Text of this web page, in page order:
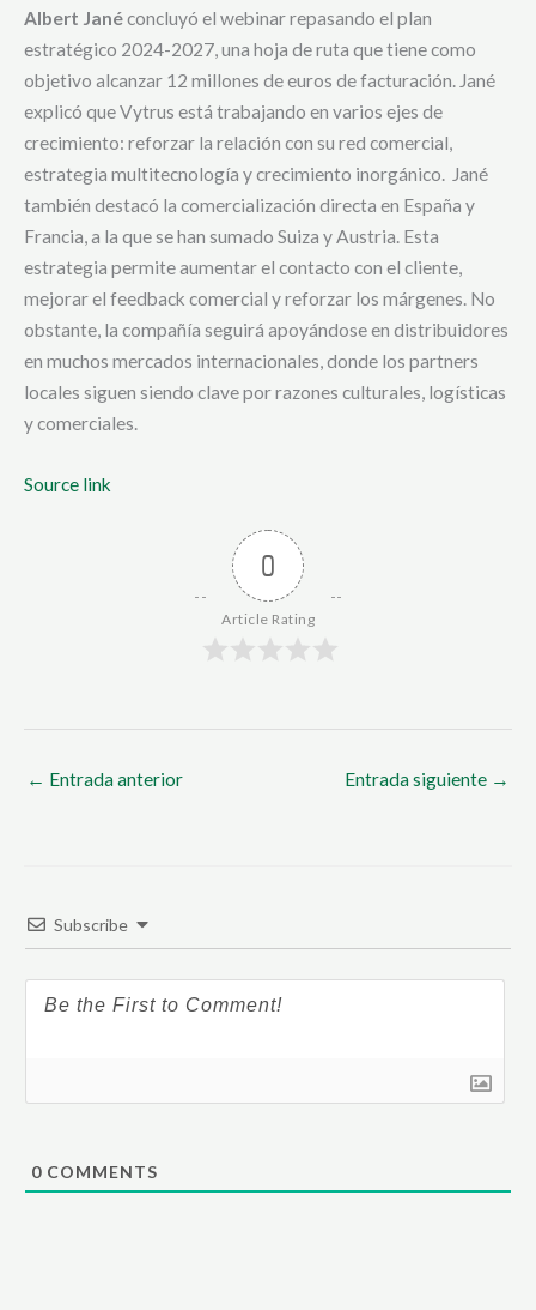
Albert Janéconcluyó el webinar repasando el plan
estratégico 2024-2027, una hoja de ruta que tiene como
objetivo alcanzar 12 millones de euros de facturación. Jané
explicó que Vytrus está trabajando en varios ejes de
crecimiento: reforzar la relación con su red comercial,
estrategia multitecnología y crecimiento inorgánico. Jané
también destacó la comercialización directa en España y
Francia, a la que se han sumado Suiza y Austria. Esta
estrategia permite aumentar el contacto con el cliente,
mejorar el feedback comercial y reforzar los márgenes. No
obstante, la compañía seguirá apoyándose en distribuidores
en muchos mercados internacionales, donde los partners
locales siguen siendo clave por razones culturales, logísticas
y comerciales.
Source link
0
Article Rating
← Entrada anterior Entrada siguiente →
Subscribe
0 COMMENTS